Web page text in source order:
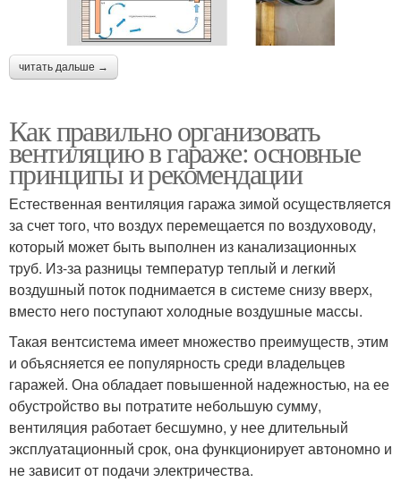
читать дальше →
Как правильно организовать
вентиляцию в гараже: основные
принципы и рекомендации
Естественная вентиляция гаража зимой осуществляется
за счет того, что воздух перемещается по воздуховоду,
который может быть выполнен из канализационных
труб. Из-за разницы температур теплый и легкий
воздушный поток поднимается в системе снизу вверх,
вместо него поступают холодные воздушные массы.
Такая вентсистема имеет множество преимуществ, этим
и объясняется ее популярность среди владельцев
гаражей. Она обладает повышенной надежностью, на ее
обустройство вы потратите небольшую сумму,
вентиляция работает бесшумно, у нее длительный
эксплуатационный срок, она функционирует автономно и
не зависит от подачи электричества.